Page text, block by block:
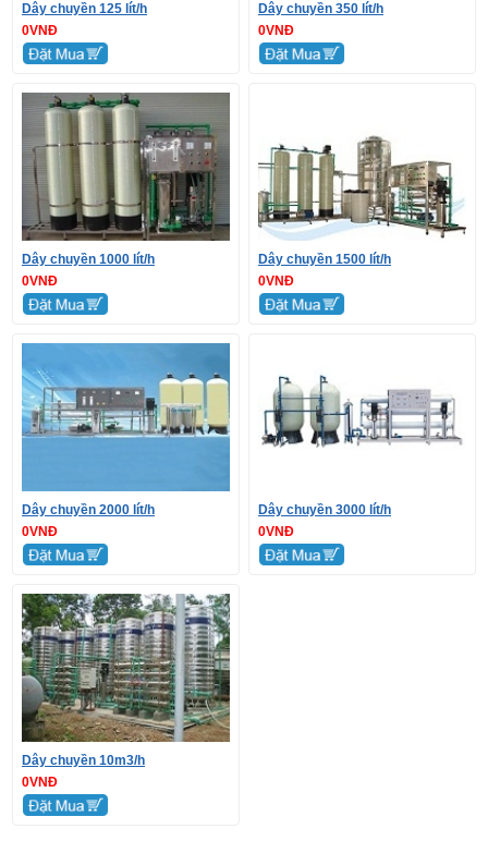
Dây chuyền 125 lít/h
0VNĐ
Dây chuyền 350 lít/h
0VNĐ
Dây chuyền 1000 lít/h
0VNĐ
Dây chuyền 1500 lít/h
0VNĐ
Dây chuyền 2000 lít/h
0VNĐ
Dây chuyền 3000 lít/h
0VNĐ
Dây chuyền 10m3/h
0VNĐ